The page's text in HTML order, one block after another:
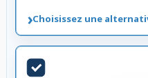
›Choisissez une